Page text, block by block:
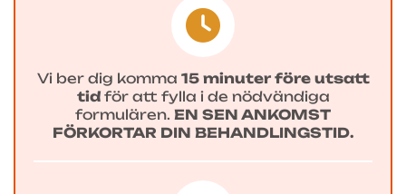
Vi ber dig komma 15 minuter före utsatt
tidför att fylla i de nödvändiga
formulären. EN SEN ANKOMST
FÖRKORTAR DIN BEHANDLINGSTID.